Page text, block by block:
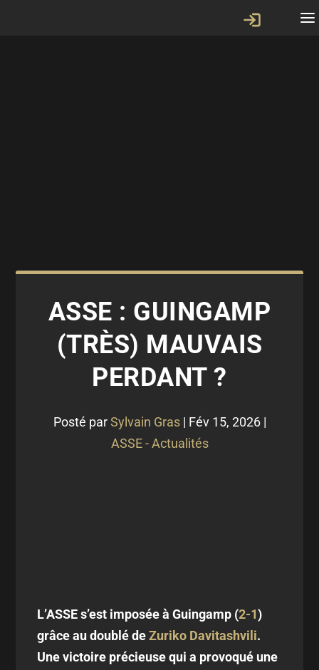
ASSE : GUINGAMP
(TRÈS) MAUVAIS
PERDANT ?
Posté parSylvain Gras| Fév 15, 2026|
ASSE - Actualités
L’ASSE s’est imposée à Guingamp (2-1)
grâce au doublé deZuriko Davitashvili.
Une victoire précieuse qui a provoqué une